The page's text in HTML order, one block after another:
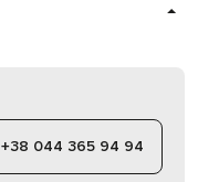
+38 044 365 94 94